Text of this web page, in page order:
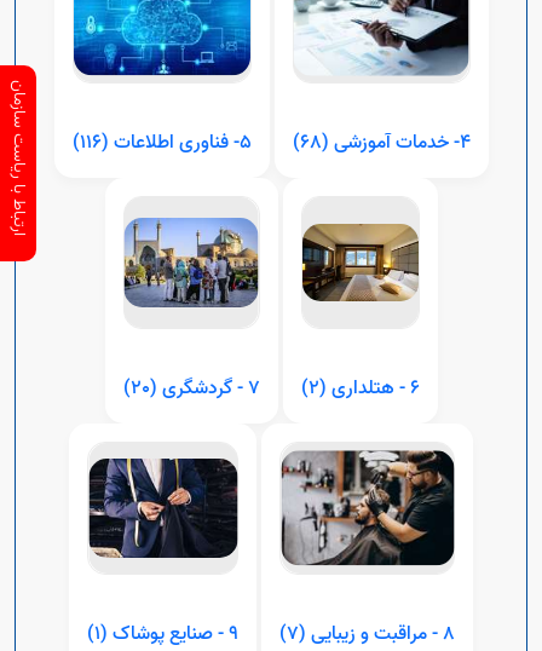
٤- خدمات آموزشی (٦٨) ٥- فناوری اطلاعات (١١٦)
٦ - هتلداری (٢) ٧ - گردشگری (٢٠)
٨ - مراقبت و زیبایی (٧) ٩ - صنایع پوشاک (١)
ارتباط با ریاست سازمان